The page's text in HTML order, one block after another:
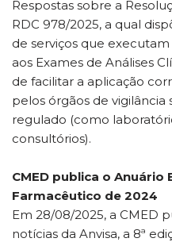
Respostas sobre a
RDC 978/2025, a qual
de serviços que
aos Exames de Análises
de facilitar a aplicação
pelos órgãos de
regulado (como
consultórios).
CMED publica o
Farmacêutico de 2024
Em 28/08/2025, a CMED
notícias da Anvisa, a 8ª